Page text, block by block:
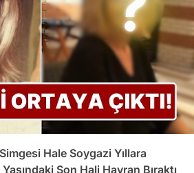
Hale Soygazi Yıllara
Son Hali Hayran Bıraktı